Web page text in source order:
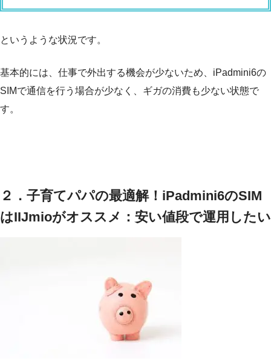
というような状況です。
基本的には、仕事で外出する機会が少ないため、iPadmini6の
SIMで通信を行う場合が少なく、ギガの消費も少ない状態で
す。
２．子育てパパの最適解！iPadmini6のSIM
はIIJmioがオススメ：安い値段で運用したい